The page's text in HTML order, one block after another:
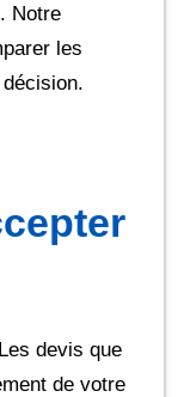
Notre
les
devis que
de votre